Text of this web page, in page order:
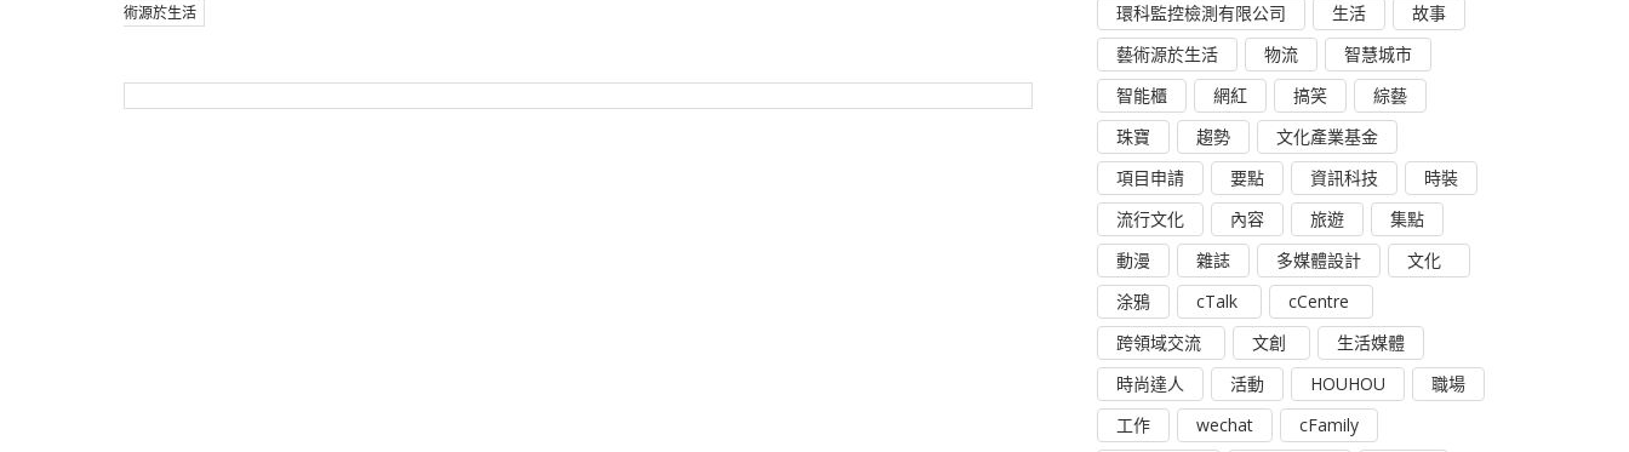
術源於生活
環科監控檢測有限公司
生活
故事
藝術源於生活
物流
智慧城市
智能櫃
網紅 搞笑
綜藝
珠寶
趨勢
文化產業基金
項目申請
要點 資訊科技
時裝
流行文化
內容 旅遊
集點
動漫
雜誌 多媒體設計
文化
涂鴉
cTalk
cCentre
跨領域交流
文創
生活媒體
時尚達人
活動 HOUHOU
職場
工作
wechat
cFamily